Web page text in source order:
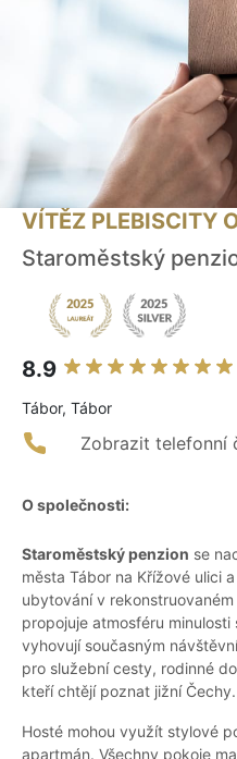
VÍTĚZ PLEBISCITY
Staroměstský
8.9
Tábor, Tábor
Zobrazit telefonní
O společnosti:
Staroměstský penzion se
města Tábor na Křížové ulici
ubytování v
propojuje atmosféru
vyhovují současným
pro služební cesty, rodinné
kteří chtějí poznat jižní Čechy.
Hosté mohou využít stylové
apartmán. Všechny pokoje